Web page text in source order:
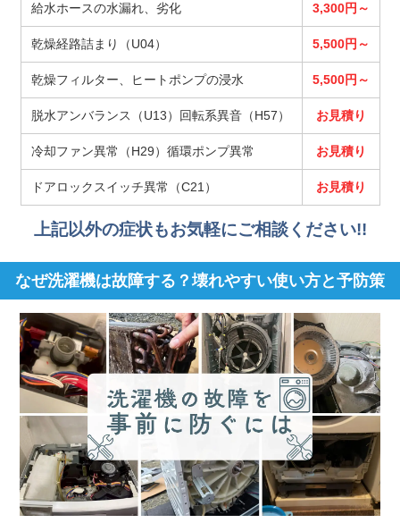
給水ホースの水漏れ、劣化 3,300円～
乾燥経路詰まり（U04） 5,500円～
乾燥フィルター、ヒートポンプの浸水 5,500円～
脱水アンバランス（U13）回転系異音（H57） お見積り
冷却ファン異常（H29）循環ポンプ異常 お見積り
ドアロックスイッチ異常（C21） お見積り
上記以外の症状もお気軽にご相談ください!!
なぜ洗濯機は故障する？壊れやすい使い方と予防策